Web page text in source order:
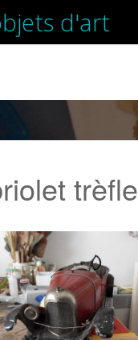
d'art
trèfle